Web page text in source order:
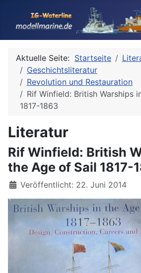
Aktuelle Seite: Startseite
Geschichtsliteratur
Revolution und Restauration
Rif Winfield: British Warships
1817-1863
Literatur
Rif Winfield: British
the Age of Sail 1817-
Details
Veröffentlicht: 22. Juni 2014